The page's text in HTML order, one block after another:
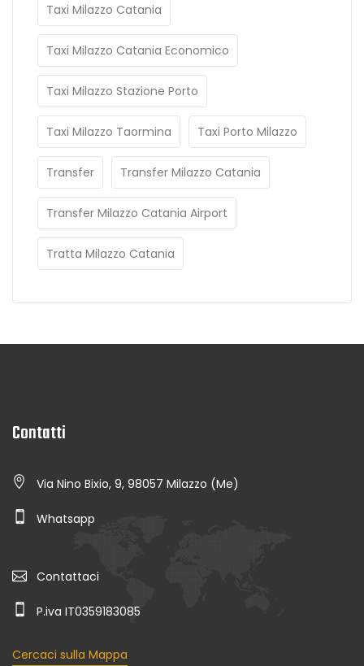
Taxi Milazzo Catania
Taxi Milazzo Catania Economico
Taxi Milazzo Stazione Porto
Taxi Milazzo Taormina Taxi Porto Milazzo
Transfer Transfer Milazzo Catania
Transfer Milazzo Catania Airport
Tratta Milazzo Catania
Contatti
Via Nino Bixio, 9, 98057 Milazzo (Me)
Whatsapp
Contattaci
P.iva IT0359183085
Cercaci sulla Mappa